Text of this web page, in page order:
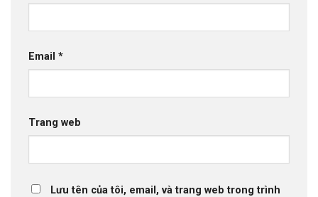
Email *
Trang web
Lưu tên của tôi, email, và trang web trong trình